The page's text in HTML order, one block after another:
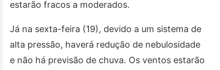
estarão fracos a moderados.
Já na sexta-feira (19), devido a um sistema de
alta pressão, haverá redução de nebulosidade
e não há previsão de chuva. Os ventos estarão